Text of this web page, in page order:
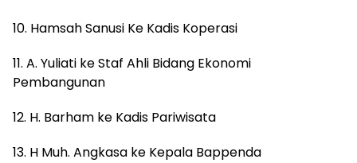
10. Hamsah Sanusi Ke Kadis Koperasi
11. A. Yuliati ke Staf Ahli Bidang Ekonomi
Pembangunan
12. H. Barham ke Kadis Pariwisata
13. H Muh. Angkasa ke Kepala Bappenda